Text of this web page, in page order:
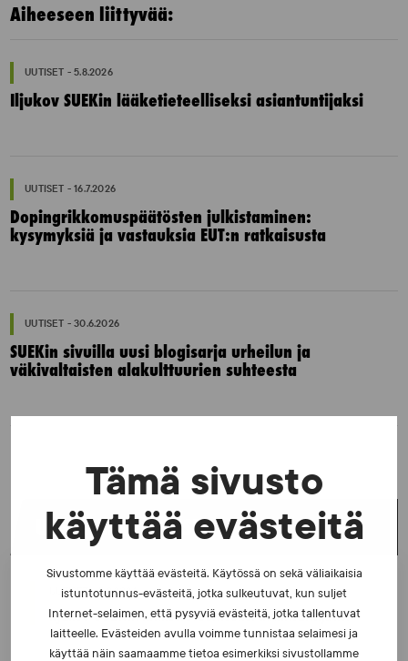
Tämä sivusto
käyttää evästeitä
Sivustomme käyttää evästeitä. Käytössä on sekä väliaikaisia
istuntotunnus-evästeitä, jotka sulkeutuvat, kun suljet
Internet-selaimen, että pysyviä evästeitä, jotka tallentuvat
laitteelle. Evästeiden avulla voimme tunnistaa selaimesi ja
käyttää näin saamaamme tietoa esimerkiksi sivustollamme
Aiheeseen liittyvää:
UUTISET - 5.8.2026
Iljukov SUEKin lääketieteelliseksi asiantuntijaksi
UUTISET - 16.7.2026
Dopingrikkomuspäätösten julkistaminen:
kysymyksiä ja vastauksia EUT:n ratkaisusta
UUTISET - 30.6.2026
SUEKin sivuilla uusi blogisarja urheilun ja
väkivaltaisten alakulttuurien suhteesta
UUSIMMAT UUTISET
UUTISET - 5.8.2026
Iljukov SUEKin lääketieteelliseksi asiantuntijaksi